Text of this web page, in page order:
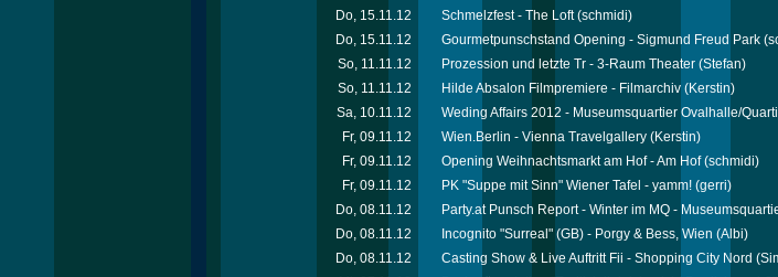
Do, 15.11.12
Schmelzfest - The Loft(schmidi)
Do, 15.11.12
Gourmetpunschstand Opening - Sigmund Freud Park
So, 11.11.12
Prozession und letzte Tr - 3-Raum Theater (Stefan)
So, 11.11.12
Hilde Absalon Filmpremiere - Filmarchiv (Kerstin)
Sa, 10.11.12
Weding Affairs 2012 - Museumsquartier Ovalhalle/
Fr, 09.11.12
Wien.Berlin - Vienna Travelgallery (Kerstin)
Fr, 09.11.12
Opening Weihnachtsmarkt am Hof - Am Hof(schmidi)
Fr, 09.11.12
PK "Suppe mit Sinn" Wiener Tafel - yamm! (gerri)
Do, 08.11.12
Party.at Punsch Report - Winter im MQ -
Do, 08.11.12
Incognito "Surreal" (GB) - Porgy & Bess, Wien (Albi)
Do, 08.11.12
Casting Show & Live Auftritt Fii - Shopping City Nord